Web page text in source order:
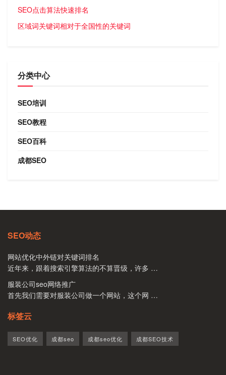
SEO点击算法快速排名
区域词关键词相对于全国性的关键词
分类中心
SEO培训
SEO教程
SEO百科
成都SEO
SEO动态
网站优化中外链对关键词排名
近年来，跟着搜索引擎算法的不算晋级，许多 …
服装公司seo网络推广
首先我们需要对服装公司做一个网站，这个网 …
标签云
SEO优化 成都seo 成都seo优化 成都SEO技术